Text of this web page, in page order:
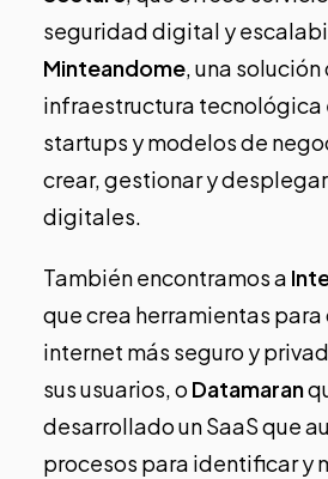
seguridad digital y
Minteandome, una solución
infraestructura tecnológica
startups y modelos de
crear, gestionar y
digitales.
También encontramos a
que crea herramientas para
internet más seguro y
sus usuarios, o Datamaran
desarrollado un SaaS que
procesos para identificar y